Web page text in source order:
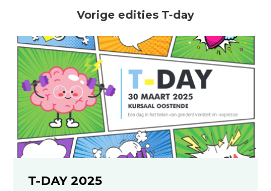
Vorige edities T-day
T-DAY 2025